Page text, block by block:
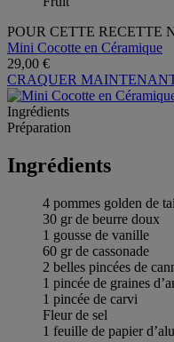
POUR CETTE RECETTE
Mini Cocotte en Céramique
29,00 €
CRAQUER
Ingrédients
Préparation
Ingrédients
4 pommes golden de
30 gr de beurre doux
1 gousse de vanille
60 gr de cassonade
2 belles pincées de
1 pincée de graines
1 pincée de carvi
Fleur de sel
1 feuille de papier